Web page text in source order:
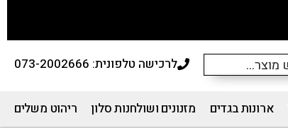
לרכישה טלפונית: 073-2002666
ארונות בגדים מזנונים ושולחנות סלון ריהוט משלים